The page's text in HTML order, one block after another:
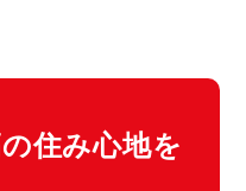
住み心地を